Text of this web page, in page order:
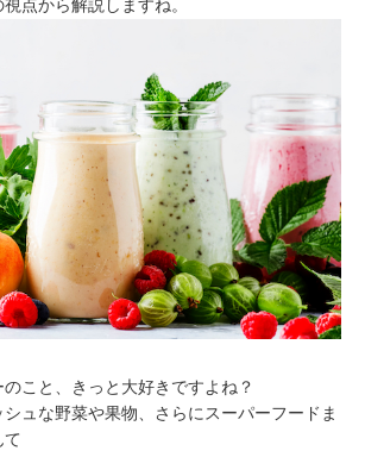
点から解説しますね。
こと、きっと大好きですよね？
ュな野菜や果物、さらにスーパーフードま
て